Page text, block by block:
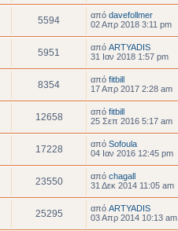
5594 από davefollmer
02 Απρ 2018 3:11 pm
5951 από ARTYADIS
31 Ιαν 2018 1:57 pm
8354 από fitbill
17 Απρ 2017 2:28 am
12658 από fitbill
25 Σεπ 2016 5:17 am
17228 από Sofoula
04 Ιαν 2016 12:45 pm
23550 από chagall
31 Δεκ 2014 11:05 am
25295 από ARTYADIS
03 Απρ 2014 10:13 am